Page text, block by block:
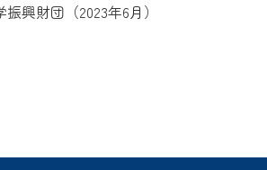
興財団（2023年6月）